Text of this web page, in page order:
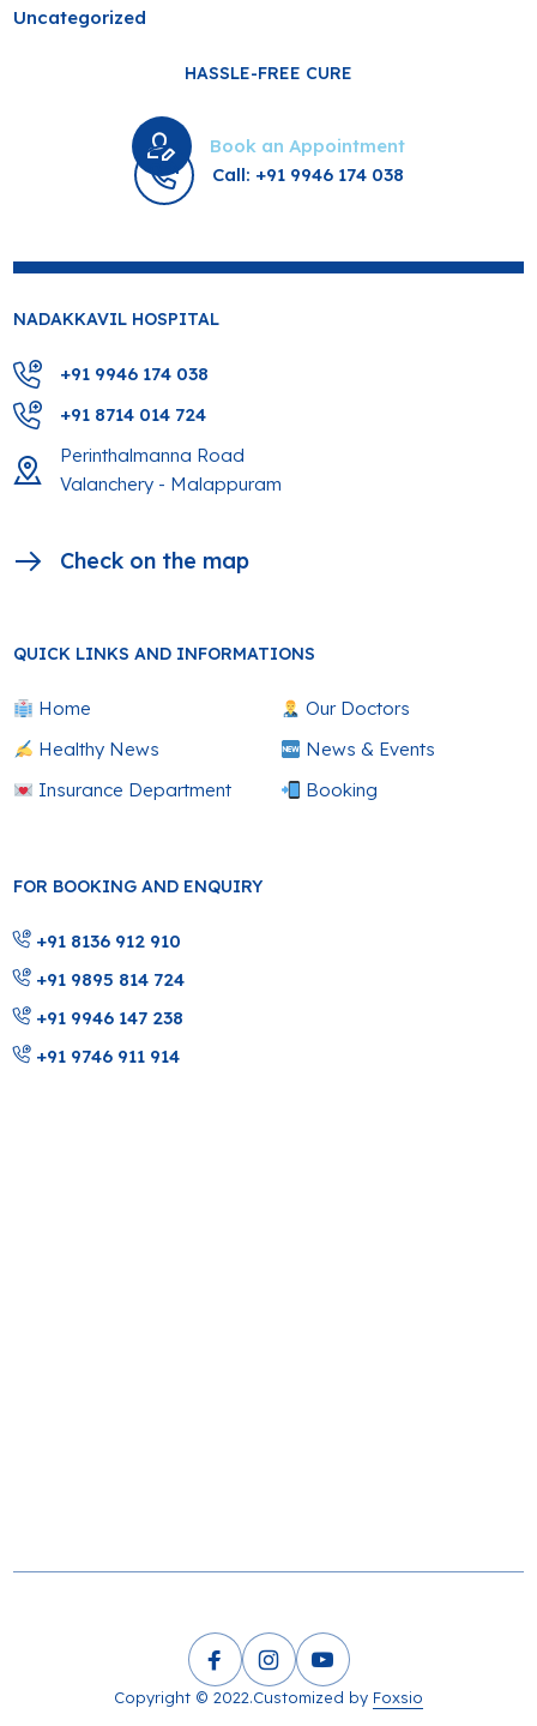
Uncategorized
HASSLE-FREE CURE
Book an Appointment
Call: +91 9946 174 038
NADAKKAVIL HOSPITAL
+91 9946 174 038
+91 8714 014 724
Perinthalmanna Road
Valanchery - Malappuram
Check on the map
QUICK LINKS AND INFORMATIONS
Home
Our Doctors
Healthy News
News & Events
Insurance Department
Booking
FOR BOOKING AND ENQUIRY
+91 8136 912 910
+91 9895 814 724
+91 9946 147 238
+91 9746 911 914
Copyright © 2022.Customized by Foxsio